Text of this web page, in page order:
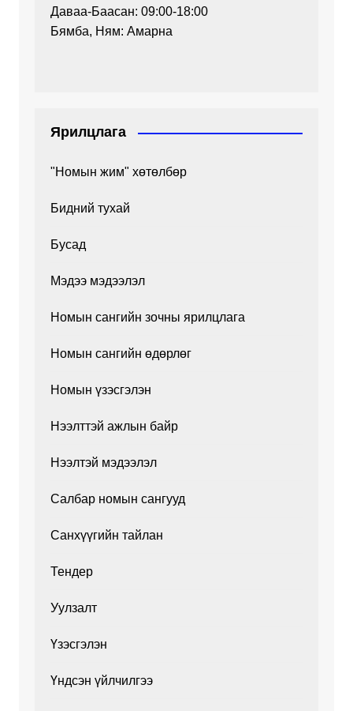
Даваа-Баасан: 09:00-18:00
Бямба, Ням: Амарна
Ярилцлага
"Номын жим" хөтөлбөр
Бидний тухай
Бусад
Мэдээ мэдээлэл
Номын сангийн зочны ярилцлага
Номын сангийн өдөрлөг
Номын үзэсгэлэн
Нээлттэй ажлын байр
Нээлтэй мэдээлэл
Салбар номын сангууд
Санхүүгийн тайлан
Тендер
Уулзалт
Үзэсгэлэн
Үндсэн үйлчилгээ